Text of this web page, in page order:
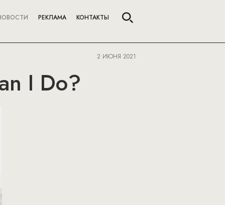
РЕКЛАМА КОНТАКТЫ
2 ИЮНЯ 2021
I Do?